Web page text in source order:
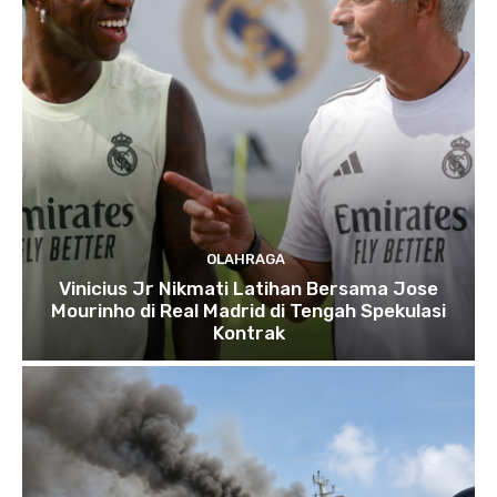
OLAHRAGA
Vinicius Jr Nikmati Latihan Bersama Jose
Mourinho di Real Madrid di Tengah Spekulasi
Kontrak